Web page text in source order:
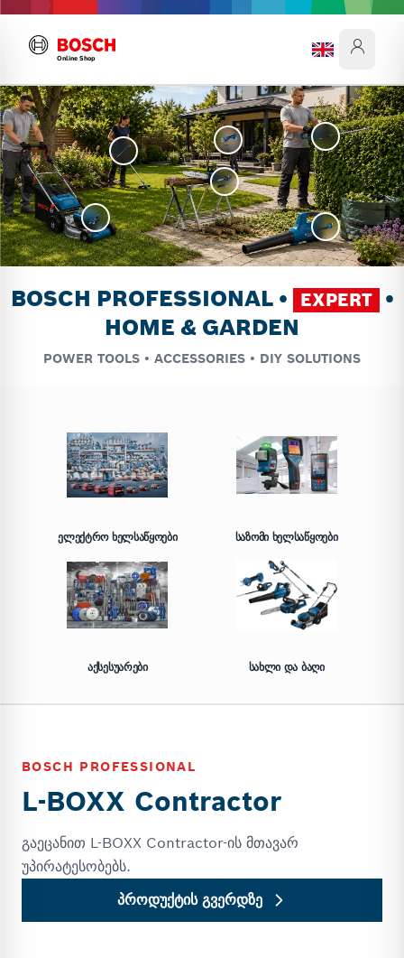
Online Shop
BOSCH PROFESSIONAL • EXPERT
•
HOME & GARDEN
POWER TOOLS • ACCESSORIES • DIY SOLUTIONS
ᲔᲚᲔᲥᲢᲠᲝ ᲮᲔᲚᲡᲐᲬᲧᲝᲔᲑᲘ ᲡᲐᲖᲝᲛᲘ ᲮᲔᲚᲡᲐᲬᲧᲝᲔᲑᲘ
ᲐᲥᲡᲔᲡᲣᲐᲠᲔᲑᲘ ᲡᲐᲮᲚᲘ ᲓᲐ ᲑᲐᲦᲘ
BOSCH PROFESSIONAL
L-BOXX Contractor
გაეცანით L-BOXX Contractor-ის მთავარ
უპირატესობებს.
პროდუქტის გვერდზე